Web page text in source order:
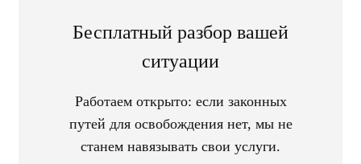
Бесплатный разбор вашей
ситуации
Работаем открыто: если законных
путей для освобождения нет, мы не
станем навязывать свои услуги.